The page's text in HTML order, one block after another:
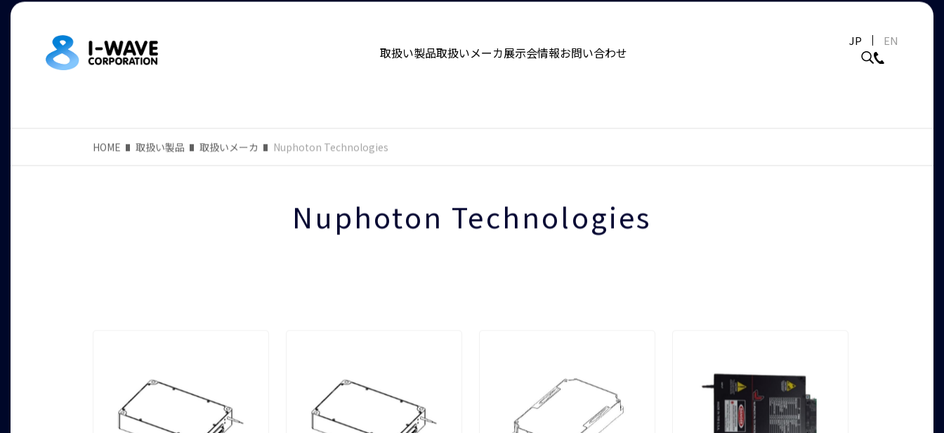
取扱い製品取扱いメーカ展示会情報お問い合わせ
JP EN
HOME 取扱い製品 取扱いメーカ Nuphoton Technologies
Nuphoton Technologies